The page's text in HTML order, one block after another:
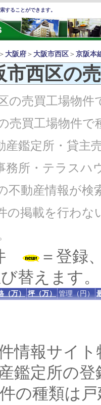
することができます。
＞ 大阪府 ＞ 大阪市西区 ＞ 京阪本
市西区の
の売買工場物
売買工場物件
産鑑定所・貸主
務所・テラス
不動産情報が
の掲載を行わ
＝登録
替えます。
（万） 坪（万） 管理（円）
情報サイト
鑑定所の
の種類は